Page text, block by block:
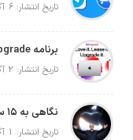
تاریخ انتشار: 6 آگوست 2026
تاریخ انتشار: 2 آگوست 2026
نگاهی به ۱۵ سال مدیریت تیم کوک در اپل
تاریخ انتشار: 1 آگوست 2026